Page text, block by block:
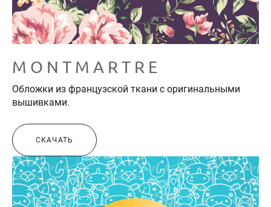
М O N T M A R T R E
Обложки из французской ткани с оригинальными
вышивками.
СКАЧАТЬ